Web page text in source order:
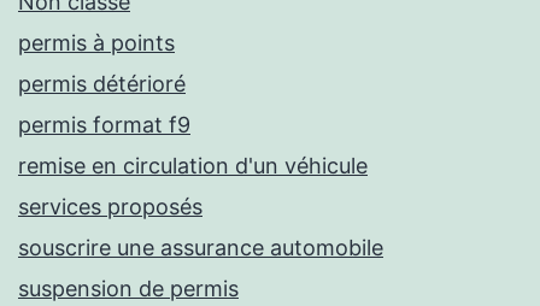
permis à points
permis détérioré
permis format f9
remise en circulation d'un véhicule
services proposés
souscrire une assurance automobile
suspension de permis